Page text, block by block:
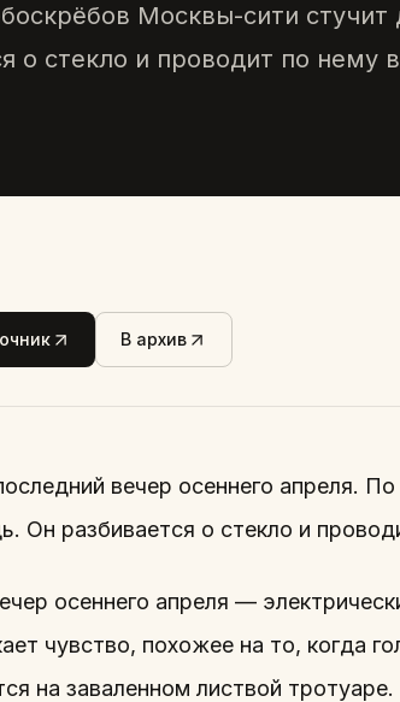
Москвы-сити
о стекло и проводит по
В архив
вечер осеннего апреля.
Он разбивается о стекло и
осеннего апреля —
чувство, похожее на то, когда
на заваленном листвой тротуаре.